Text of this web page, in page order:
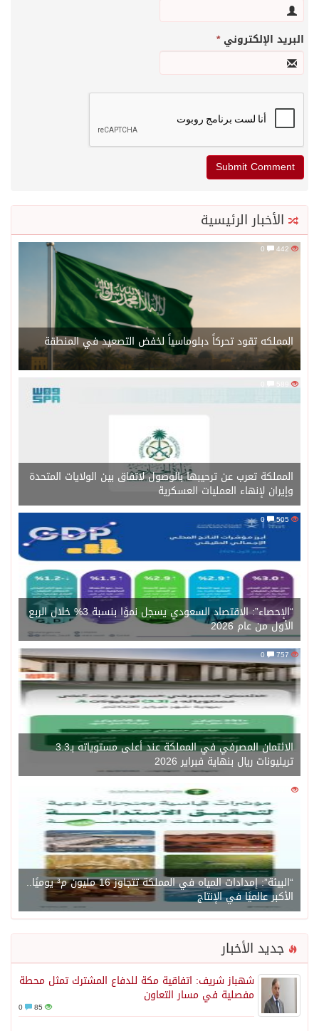
البريد الإلكتروني*
الأخبار الرئيسية
المملكه تقود تحركاً دبلوماسياً لخفض التصعيد في المنطقة
589
المملكة تعرب عن ترحيبها بالوصول لاتفاق بين الولايات المتحدة
وإيران لإنهاء العمليات العسكرية
505
“الإحصاء”: الاقتصاد السعودي يسجل نموًا بنسبة 3% خلال الربع
الأول من عام 2026
757
0
الائتمان المصرفي في المملكة عند أعلى مستوياته بـ3.3
تريليونات ريال بنهاية فبراير 2026
1471
“البيئة”: إمدادات المياه في المملكة تتجاوز 16 مليون م³ يوميًا..
الأكبر عالميًا في الإنتاج
جديد الأخبار
شهباز شريف: اتفاقية مكة للدفاع المشترك تمثل محطة
مفصلية في مسار التعاون
85